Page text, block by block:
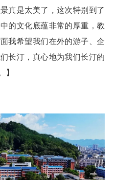
真是太美了，这次特别到了
的文化底蕴非常的厚重，教
我希望我们在外的游子、企
长汀，真心地为我们长汀的
】